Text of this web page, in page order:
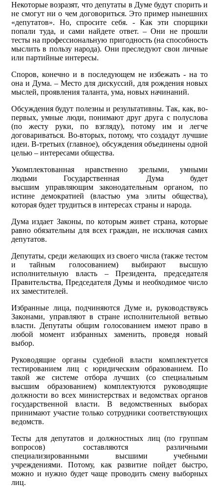
Некоторые возразят, что депутаты в Думе будут спорить и
не смогут ни о чем договориться. Это пример нынешних
«депутатов». Но, спросите себя. - Как эти спорщики
попали туда, и сами найдете ответ. – Они не прошли
тесты на профессиональную пригодность (на способность
мыслить в пользу народа). Они преследуют свои личные
или партийные интересы.
Споров, конечно и в последующем не избежать - на то
она и Дума. – Место для дискуссий, для рождения новых
мыслей, проявления таланта, ума, новых начинаний.
Обсуждения будут полезны и результативны. Так, как, во-
первых, умные люди, понимают друг друга с полуслова
(по жесту руки, по взгляду), потому им и легче
договариваться. Во-вторых, потому, что создадут лучшие
идеи. В-третьих (главное), обсуждения объединены одной
целью – интересами общества.
Укомплектованная нравственно зрелыми, умными
людьми Государственная Дума будет
высшим управляющим законодательным органом, по
истине демократией (властью ума элиты общества),
которая будет трудиться в интересах страны и народа.
Дума издает Законы, по которым живет страна, которые
равно обязательны для всех граждан, не исключая самих
депутатов.
Депутаты, среди желающих из своего числа (также тестом
и тайным голосованием) выбирают высшую
исполнительную власть – Президента, председателя
Правительства, Председателя Думы и необходимое число
их заместителей.
Избранные лица, подчиняются Думе и, руководствуясь
Законами, управляют в стране исполнительной ветвью
власти. Депутаты общим голосованием имеют право в
любой момент избранных заменить, проведя новый
выбор.
Руководящие органы судебной власти комплектуется
тестированием лиц с юридическим образованием. По
такой же системе отбора лучших (со специальным
высшим образованием) комплектуются руководящие
должности во всех министерствах и ведомствах органов
государственной власти. В ведомственных выборах
принимают участие только сотрудники соответствующих
ведомств.
Тесты для депутатов и должностных лиц (по группам
вопросов) составляются различными
специализированными высшими учебными
учреждениями. Потому, как развитие пойдет быстро,
можно и нужно будет чаще проводить смену выборных
лиц.